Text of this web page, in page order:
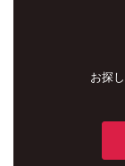
お探